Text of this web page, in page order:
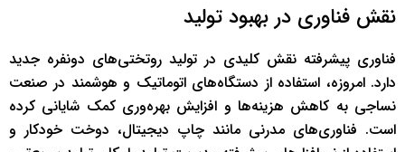
نقش فناوری در بهبود تولید
فناوری پیشرفته نقش کلیدی در تولید روتختی‌های دونفره جدید
دارد. امروزه، استفاده از دستگاه‌های اتوماتیک و هوشمند در صنعت
نساجی به کاهش هزینه‌ها و افزایش بهره‌وری کمک شایانی کرده
است. فناوری‌های مدرنی مانند چاپ دیجیتال، دوخت خودکار و